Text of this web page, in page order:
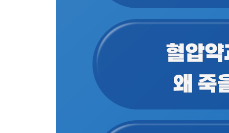
코로나19로 잃어버린 4년 - 예방접종
자율신경 기능을 향상시키는 방법 - 신경계
무농약 마크에 속지 마라! - 식재료
3장 모든 질병은 장에서 시작된다: 내 몸을 살리는
오일 풀링이 시작이다 - 구강 청결
음식이 영양소가 아닌 독이 되는 이유 - 소화효소
소화의 시작은 위장이 아니다! - 구강
장이 살아야 뇌가 산다 - 장-뇌 축